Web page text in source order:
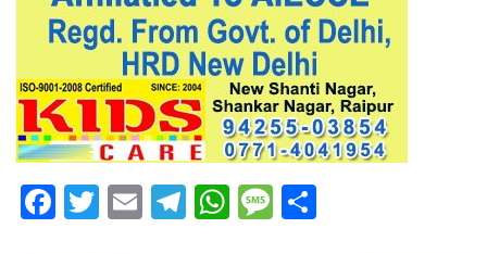
Facebook
Twitter
EmailTelegram
WhatsApp
Message